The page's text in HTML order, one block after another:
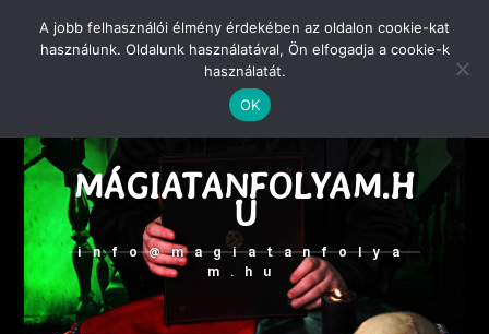
ZAGIBA ZOLTÁN
MÁGUS
MÁGIATANFOLYAM.H
U
info@magiatanfolya
m.hu
A jobb felhasználói élmény érdekében az oldalon cookie-kat
használunk. Oldalunk használatával, Ön elfogadja a cookie-k
használatát.
OK